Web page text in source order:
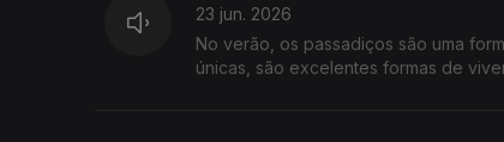
23 jun. 2026
No verão, os passadiços são uma
únicas, são excelentes formas de